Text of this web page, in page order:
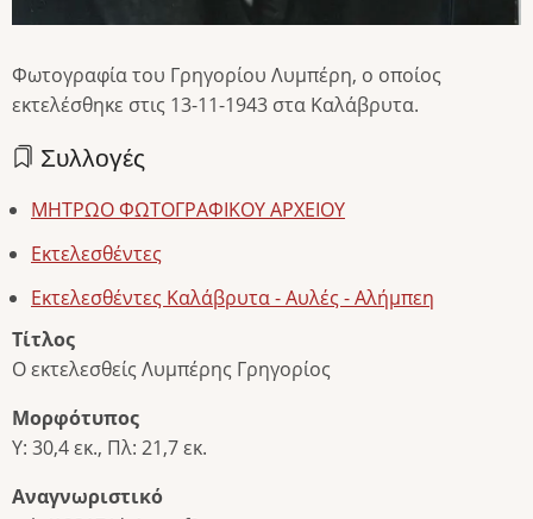
Φωτογραφία του Γρηγορίου Λυμπέρη, ο οποίος
εκτελέσθηκε στις 13-11-1943 στα Καλάβρυτα.
Συλλογές
ΜΗΤΡΩΟ ΦΩΤΟΓΡΑΦΙΚΟΥ ΑΡΧΕΙΟΥ
Εκτελεσθέντες
Εκτελεσθέντες Καλάβρυτα - Αυλές - Αλήμπεη
Τίτλος
Ο εκτελεσθείς Λυμπέρης Γρηγορίος
Μορφότυπος
Υ: 30,4 εκ., Πλ: 21,7 εκ.
Αναγνωριστικό